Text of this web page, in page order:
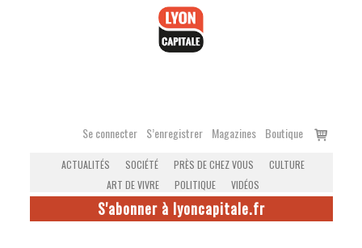
Se connecter S’enregistrer Magazines Boutique
Voir
ACTUALITÉS SOCIÉTÉ PRÈS DE CHEZ VOUS
CULTURE
ART DE VIVRE
POLITIQUE VIDÉOS
S'abonner à lyoncapitale.fr